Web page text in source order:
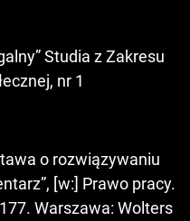
Studia z Zakresu
nr 1
o rozwiązywaniu
[w:] Prawo pracy.
Warszawa: Wolters